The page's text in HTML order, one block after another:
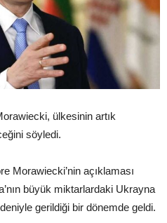
ülkesinin artık
söyledi.
Morawiecki’nin açıklaması
büyük miktarlardaki Ukrayna
gerildiği bir dönemde geldi.